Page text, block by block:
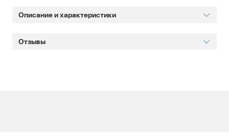
Описание и характеристики
Отзывы